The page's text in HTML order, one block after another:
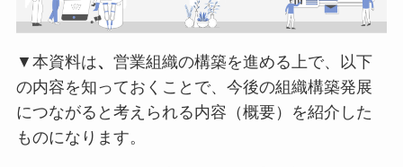
▼本資料は、 営業組織の構築を進める上で、以下
の内容を知っておくことで、今後の組織構築発展
につながると考えられる内容（概要）を紹介した
ものになります。